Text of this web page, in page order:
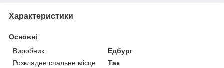
Характеристики
Основні
Виробник
Едбург
Розкладне спальне місце
Так